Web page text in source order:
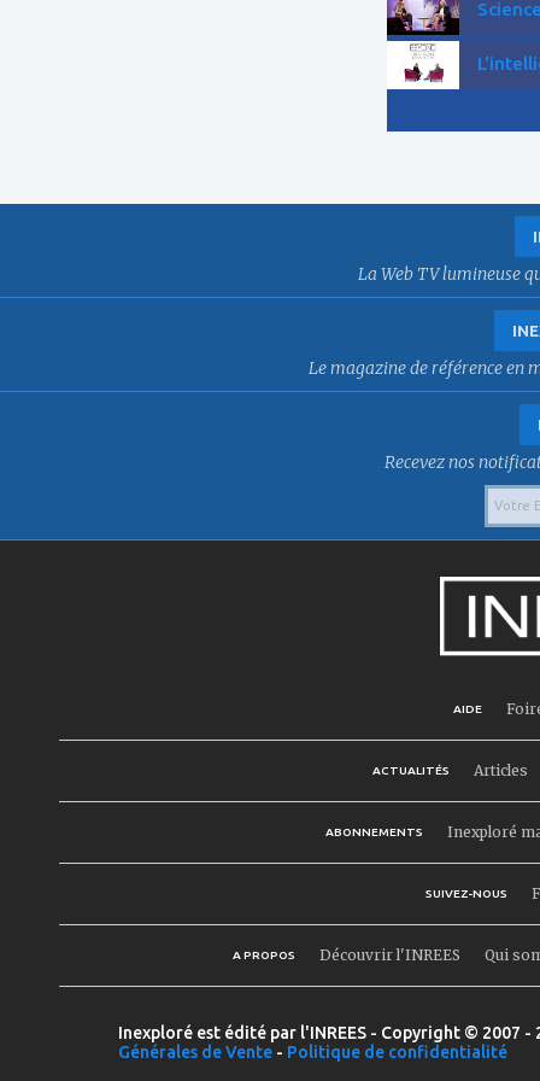
La Web TV lumineuse
Le magazine de référence en
Recevez nos
AIDE
ACTUALITÉS Articles
ABONNEMENTS Inexploré
SUIVEZ-NOUS
A PROPOS Découvrir l'INREES Qui
Inexploré est édité par l'INREES - Copyright © 2007
Générales de Vente - Politique de confidentialité